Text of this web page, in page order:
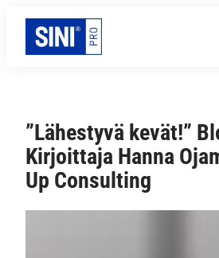
Siirry
sisältöön
”Lähestyvä kevät!”
Kirjoittaja Hanna
Up Consulting